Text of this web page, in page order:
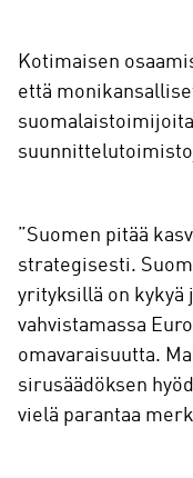
Kotimaisen
että
”Suomen pitää
strategisesti.
yrityksillä on kykyä
vahvistamassa
omavaraisuutta.
sirusäädöksen
vielä parantaa